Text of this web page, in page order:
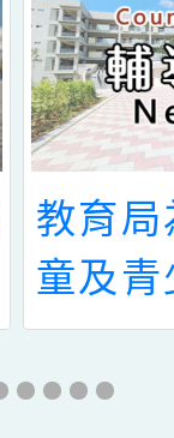
教育
童及
上網
其使